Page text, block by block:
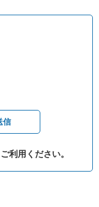
信
利用ください。